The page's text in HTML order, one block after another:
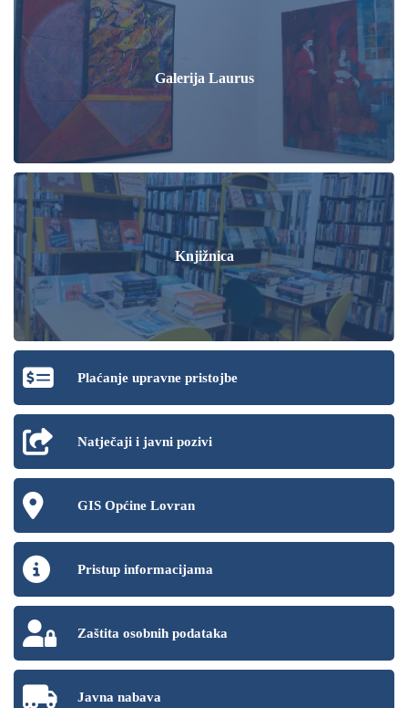
Galerija Laurus
Knjižnica
Plaćanje upravne pristojbe
Natječaji i javni pozivi
GIS Općine Lovran
Pristup informacijama
Zaštita osobnih podataka
Javna nabava